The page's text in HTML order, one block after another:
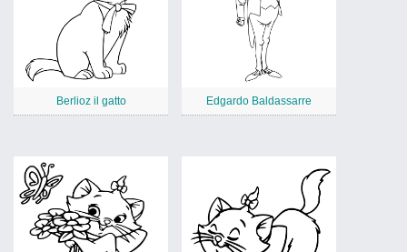
Berlioz il gatto Edgardo Baldassarre